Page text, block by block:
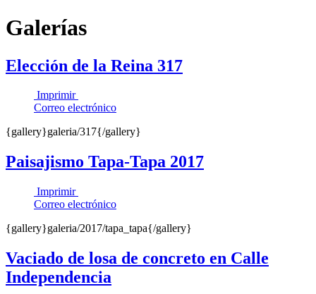
Galerías
Elección de la Reina 317
Imprimir
Correo electrónico
{gallery}galeria/317{/gallery}
Paisajismo Tapa-Tapa 2017
Imprimir
Correo electrónico
{gallery}galeria/2017/tapa_tapa{/gallery}
Vaciado de losa de concreto en Calle
Independencia